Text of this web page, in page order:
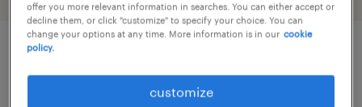
job details
offer you more relevant information in searches. You can either accept or
decline them, or click "customize" to specify your choice. You can
change your options at any time. More information is in our cookie
policy.
customize